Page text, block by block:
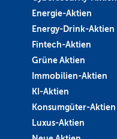
Energie-Aktien
Energy-Drink-Aktien
Fintech-Aktien
Grüne Aktien
Immobilien-Aktien
KI-Aktien
Konsumgüter-Aktien
Luxus-Aktien